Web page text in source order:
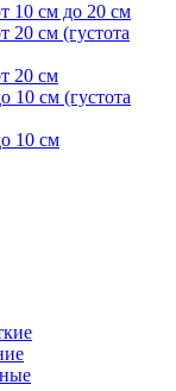
10 см до 20 см
20 см (густота
20 см
10 см (густота
10 см